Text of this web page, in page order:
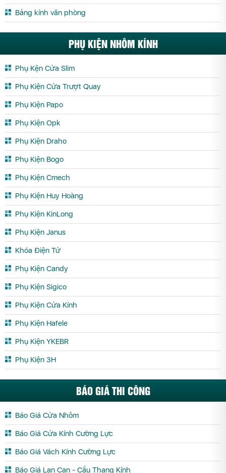
Bảng kính văn phòng
PHỤ KIỆN NHÔM KÍNH
Phụ Kện Cửa Slim
Phụ Kiện Cửa Trượt Quay
Phụ Kiện Papo
Phụ Kiện Opk
Phụ Kiện Draho
Phụ Kiện Bogo
Phụ Kiện Cmech
Phụ Kiện Huy Hoàng
Phụ Kiện KinLong
Phụ Kiện Janus
Khóa Điện Tử
Phụ Kiện Candy
Phụ Kiện Sigico
Phụ Kiện Cửa Kính
Phụ Kiện Hafele
Phụ Kiện YKEBR
Phụ Kiện 3H
BÁO GIÁ THI CÔNG
Báo Giá Cửa Nhôm
Báo Giá Cửa Kính Cường Lực
Báo Giá Vách Kính Cường Lực
Báo Giá Lan Can - Cầu Thang Kính